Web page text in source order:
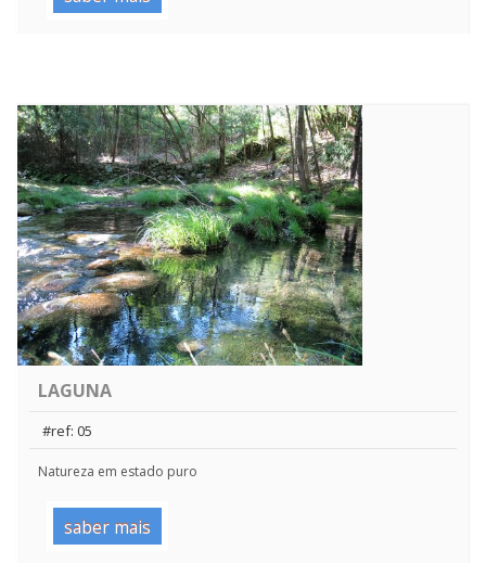
LAGUNA
#ref: 05
Natureza em estado puro
saber mais